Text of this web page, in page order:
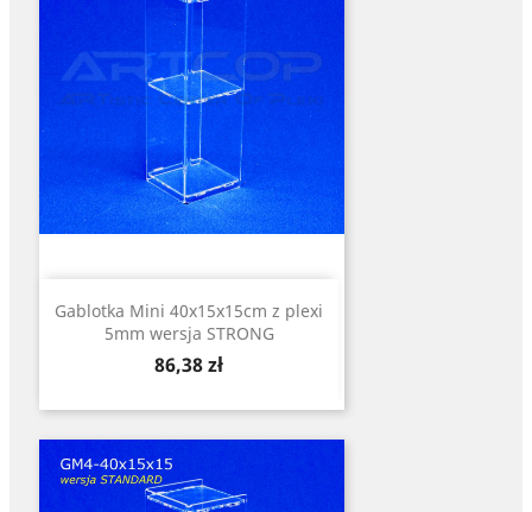
Gablotka Mini 40x15x15cm z plexi
5mm wersja STRONG
Cena
86,38 zł